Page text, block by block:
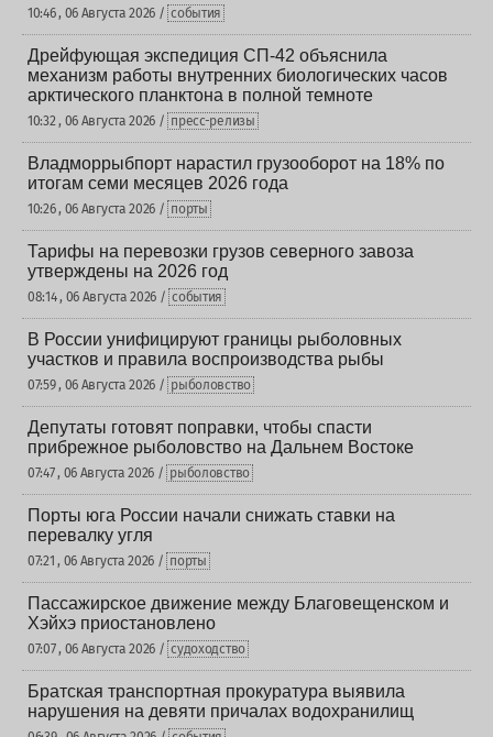
10:46 , 06 Августа 2026 / события
Дрейфующая экспедиция СП-42 объяснила
механизм работы внутренних биологических часов
арктического планктона в полной темноте
10:32 , 06 Августа 2026 / пресс-релизы
Владморрыбпорт нарастил грузооборот на 18% по
итогам семи месяцев 2026 года
10:26 , 06 Августа 2026 / порты
Тарифы на перевозки грузов северного завоза
утверждены на 2026 год
08:14 , 06 Августа 2026 / события
В России унифицируют границы рыболовных
участков и правила воспроизводства рыбы
07:59 , 06 Августа 2026 / рыболовство
Депутаты готовят поправки, чтобы спасти
прибрежное рыболовство на Дальнем Востоке
07:47 , 06 Августа 2026 / рыболовство
Порты юга России начали снижать ставки на
перевалку угля
07:21 , 06 Августа 2026 / порты
Пассажирское движение между Благовещенском и
Хэйхэ приостановлено
07:07 , 06 Августа 2026 / судоходство
Братская транспортная прокуратура выявила
нарушения на девяти причалах водохранилищ